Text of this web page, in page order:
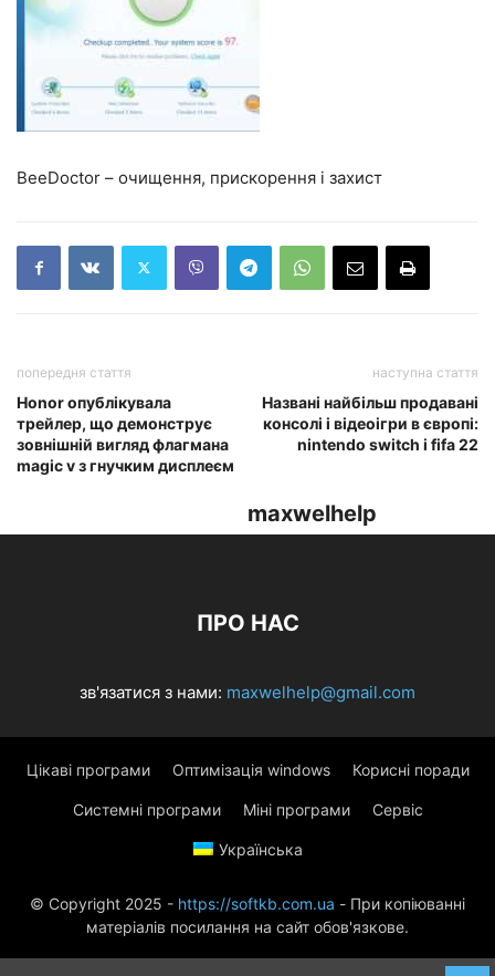
BeeDoctor – очищення, прискорення і захист
попередня стаття
Honor опублікувала
трейлер, що демонструє
зовнішній вигляд флагмана
magic v з гнучким дисплеєм
наступна стаття
Названі найбільш продавані
консолі і відеоігри в європі:
nintendo switch і fifa 22
maxwelhelp
ПРО НАС
зв'язатися з нами: maxwelhelp@gmail.com
Цікаві програми Оптимізація windows Корисні поради
Системні програми Міні програми Сервіс
Українська
© Copyright 2025 - https://softkb.com.ua - При копіюванні
матеріалів посилання на сайт обов'язкове.